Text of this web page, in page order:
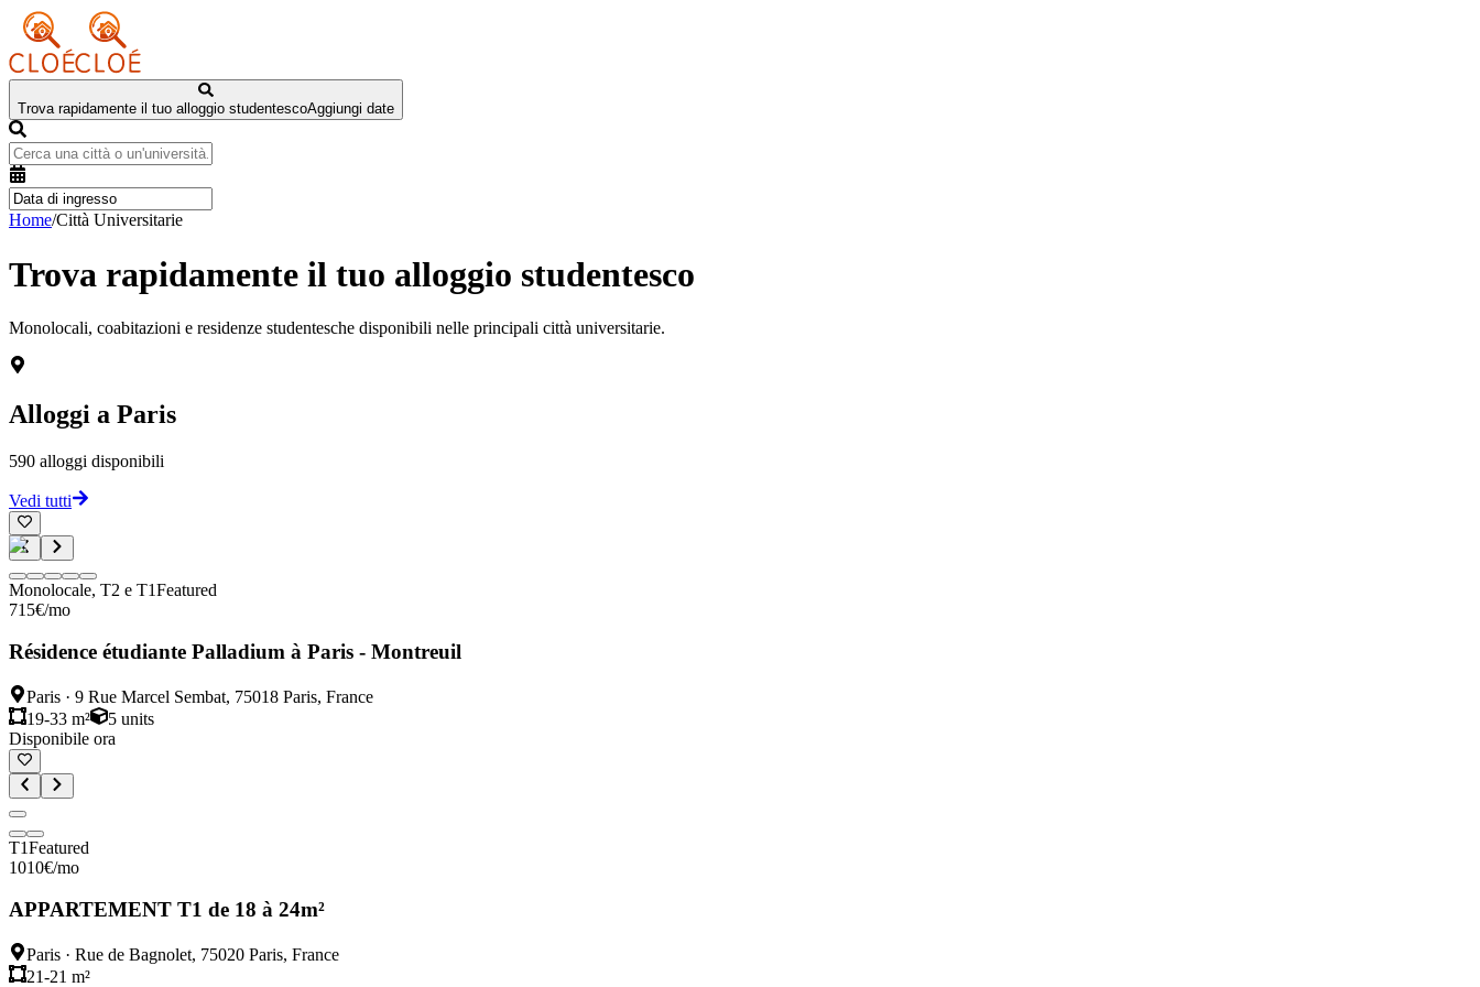
Trova rapidamente il tuo alloggio studentescoAggiungi date
Home/Città Universitarie
Trova rapidamente il tuo alloggio studentesco
Monolocali, coabitazioni e residenze studentesche disponibili nelle principali città universitarie.
Alloggi a Paris
590 alloggi disponibili
Vedi tutti
Monolocale, T2 e T1Featured
715€/mo
Résidence étudiante Palladium à Paris - Montreuil
Paris · 9 Rue Marcel Sembat, 75018 Paris, France
19-33 m²
5 units
Disponibile ora
T1Featured
1010€/mo
APPARTEMENT T1 de 18 à 24m²
Paris · Rue de Bagnolet, 75020 Paris, France
21-21 m²